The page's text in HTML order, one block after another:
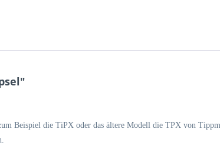
Beispiel die TiPX oder das ältere Modell die TPX von